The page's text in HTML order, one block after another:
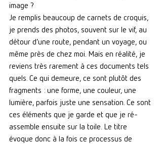
image ?
Je remplis beaucoup de carnets de croquis,
je prends des photos, souvent sur le vif, au
détour d’une route, pendant un voyage, ou
même près de chez moi. Mais en réalité, je
reviens très rarement à ces documents tels
quels. Ce qui demeure, ce sont plutôt des
fragments : une forme, une couleur, une
lumière, parfois juste une sensation. Ce sont
ces éléments que je garde et que je ré-
assemble ensuite sur la toile. Le titre
évoque donc à la fois ce processus de